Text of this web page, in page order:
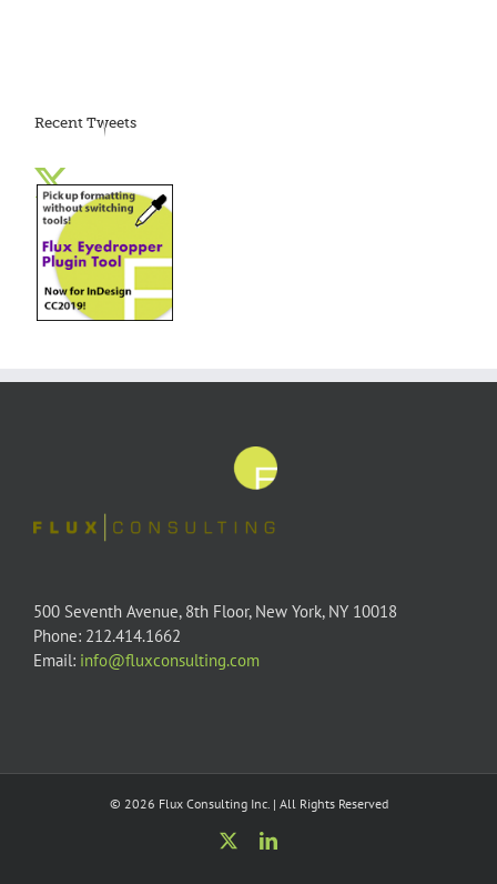
Recent Tweets
500 Seventh Avenue, 8th Floor, New York, NY 10018
Phone: 212.414.1662
Email: info@fluxconsulting.com
© 2026 Flux Consulting Inc. | All Rights Reserved
LinkedIn